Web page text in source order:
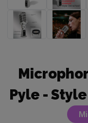
Pyle -